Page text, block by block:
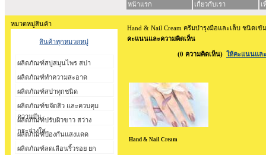
หน้าแรก เกี่ยวกับเรา
หมวดหมู่สินค้า
สินค้าทุกหมวดหมู่
ผลิตภัณฑ์สบู่สมุนไพร สปา
ผลิตภัณฑ์ทำความสะอาด
ผลิตภัณฑ์สปาทุกชนิด
ผลิตภัณฑ์ขจัดสิว และควบคุม
ความมัน
ผลิตภัณฑ์ปรับผิวขาว สว่าง
กระจ่างใส
ผลิตภัณฑ์ป้องกันแสงแดด
ผลิตภัณฑ์ลดเลือนริ้วรอย ยก
Hand & Nail Cream ครีมบำรุงมือและเล็บ ชนิดเข้
คะแนนและความคิดเห็น
(0 ความคิดเห็น) ให้คะแนนแล
Hand & Nail Cream